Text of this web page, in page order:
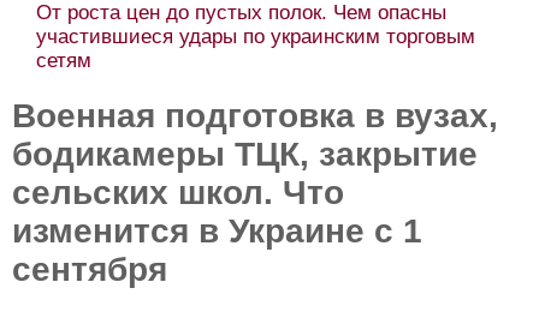
От роста цен до пустых полок. Чем опасны
участившиеся удары по украинским торговым
сетям
Военная подготовка в вузах,
бодикамеры ТЦК, закрытие
сельских школ. Что
изменится в Украине с 1
сентября